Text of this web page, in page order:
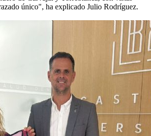
único", ha explicado Julio Rodríguez.